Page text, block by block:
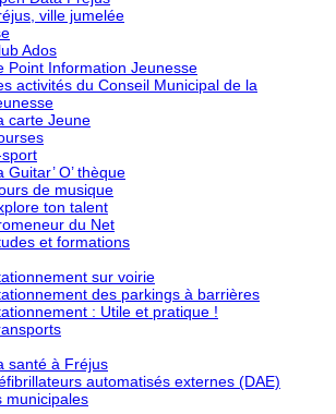
ville jumelée
Ados
Point Information Jeunesse
activités du Conseil Municipal de la
carte Jeune
sport
Guitar’ O’ thèque
de musique
ton talent
du Net
et formations
sur voirie
des parkings à barrières
: Utile et pratique !
santé à Fréjus
automatisés externes (DAE)
municipales